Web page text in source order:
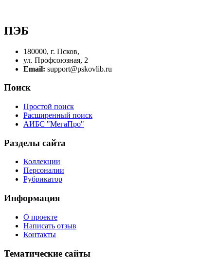
ПЭБ
180000, г. Псков,
ул. Профсоюзная, 2
Email: support@pskovlib.ru
Поиск
Простой поиск
Расширенный поиск
АИБС "МегаПро"
Разделы сайта
Коллекции
Персоналии
Рубрикатор
Информация
О проекте
Написать отзыв
Контакты
Тематические сайты